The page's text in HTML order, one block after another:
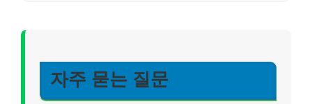
자주 묻는 질문